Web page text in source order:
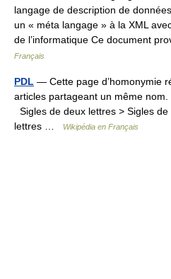
langage de description de
un « méta langage » à la XML
de l’informatique Ce document
Français
PDL — Cette page d’homonymie
articles partageant un même
Sigles de deux lettres > Sigles
lettres …
Wikipédia en Français